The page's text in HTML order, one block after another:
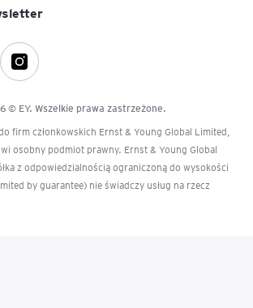
© EY. Wszelkie prawa zastrzeżone.
firm członkowskich Ernst & Young Global Limited,
osobny podmiot prawny. Ernst & Young Global
z odpowiedzialnością ograniczoną do wysokości
by guarantee) nie świadczy usług na rzecz